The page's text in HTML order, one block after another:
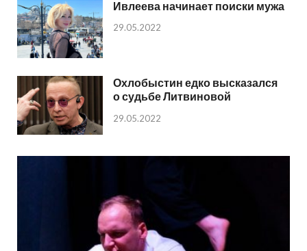
Ивлеева начинает поиски мужа
29.05.2022
Охлобыстин едко высказался
о судьбе Литвиновой
29.05.2022